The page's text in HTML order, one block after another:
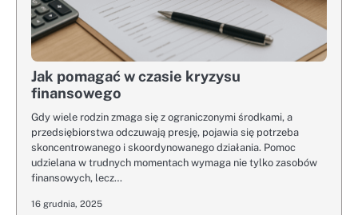
Jak pomagać w czasie kryzysu
finansowego
Gdy wiele rodzin zmaga się z ograniczonymi środkami, a
przedsiębiorstwa odczuwają presję, pojawia się potrzeba
skoncentrowanego i skoordynowanego działania. Pomoc
udzielana w trudnych momentach wymaga nie tylko zasobów
finansowych, lecz…
16 grudnia, 2025